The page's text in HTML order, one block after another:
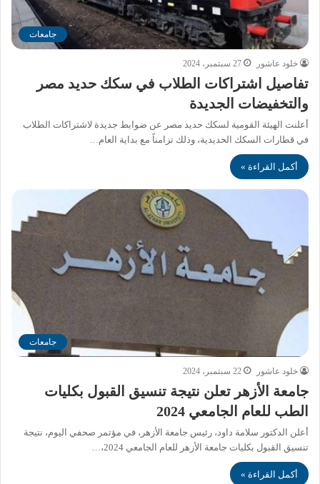
جامعات
خلود عاشور 27 سبتمبر، 2024
تفاصيل اشتراكات الطلاب في سكك حديد مصر
والتخفيضات الجديدة
أعلنت الهيئة القومية لسكك حديد مصر عن ضوابط جديدة لاشتراكات الطلاب
في قطارات السكك الحديدية، وذلك تزامناً مع بداية العام…
أكمل القراءة »
جامعات
خلود عاشور 22 سبتمبر، 2024
جامعة الأزهر تعلن نتيجة تنسيق القبول بكليات
الطب للعام الجامعي 2024
أعلن الدكتور سلامة داود، رئيس جامعة الأزهر، في مؤتمر صحفي اليوم، نتيجة
تنسيق القبول بكليات جامعة الأزهر للعام الجامعي 2024،…
أكمل القراءة »